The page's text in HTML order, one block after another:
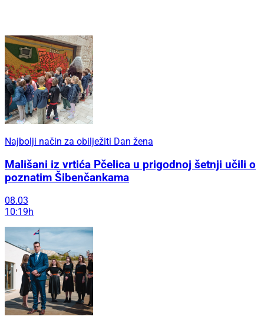
Najbolji način za obilježiti Dan žena
Mališani iz vrtića Pčelica u prigodnoj šetnji učili o
poznatim Šibenčankama
08.03
10:19h